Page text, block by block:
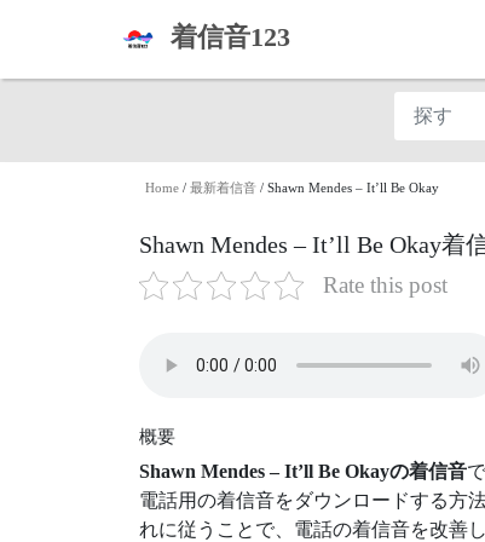
着信音123
Home / 最新着信音 / Shawn Mendes – It’ll Be Okay
Shawn Mendes – It’ll Be Okay着
Rate this post
概要
Shawn Mendes – It’ll Be Okayの着信音
電話用の着信音をダウンロードする方
れに従うことで、電話の着信音を改善